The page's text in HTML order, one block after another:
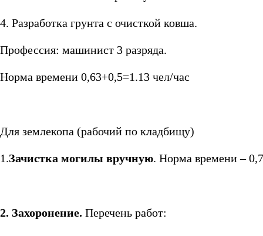
4. Разработка грунта с очисткой ковша.
Профессия: машинист 3 разряда.
Норма времени 0,63+0,5=1.13 чел/час
Для землекопа (рабочий по кладбищу)
1.Зачистка могилы вручную. Норма времени –
2. Захоронение. Перечень работ: